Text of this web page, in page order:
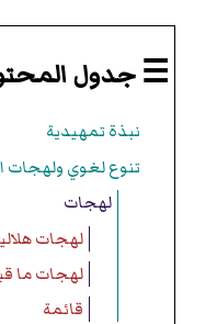
☰ جدول
نبذة تمهيدية
تنوع لغوي ولهجات
لهجات
لهجات
لهجات ما
قائمة